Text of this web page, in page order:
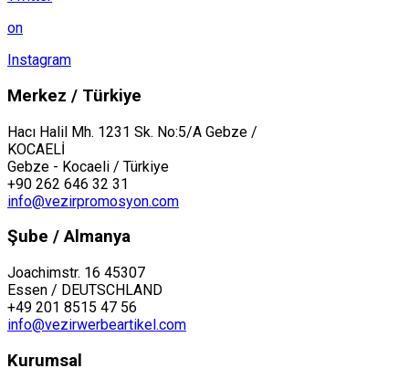
on
Instagram
Merkez / Türkiye
Hacı Halil Mh. 1231 Sk. No:5/A Gebze /
KOCAELİ
Gebze - Kocaeli / Türkiye
+90 262 646 32 31
info@vezirpromosyon.com
Şube / Almanya
Joachimstr. 16 45307
Essen / DEUTSCHLAND
+49 201 8515 47 56
info@vezirwerbeartikel.com
Kurumsal